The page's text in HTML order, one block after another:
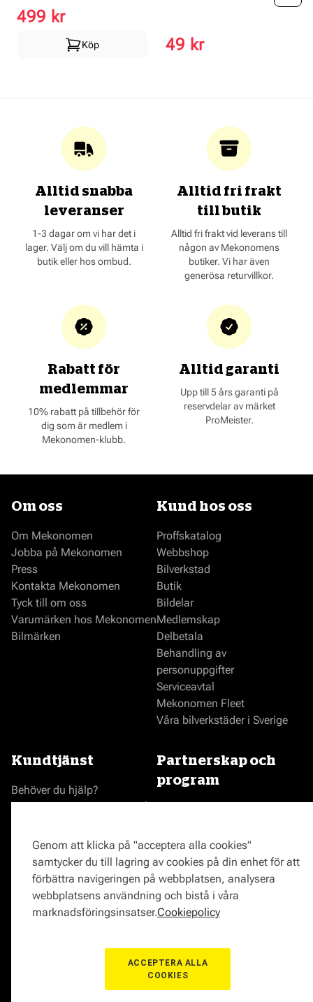
499 kr
Köp 49 kr
Alltid snabba
leveranser
1-3 dagar om vi har det i
lager. Välj om du vill hämta i
butik eller hos ombud.
Alltid fri frakt
till butik
Alltid fri frakt vid leverans till
någon av Mekonomens
butiker. Vi har även
generösa returvillkor.
Rabatt för
medlemmar
10% rabatt på tillbehör för
dig som är medlem i
Mekonomen-klubb.
Alltid garanti
Upp till 5 års garanti på
reservdelar av märket
ProMeister.
Om oss
Om Mekonomen
Jobba på Mekonomen
Press
Kontakta Mekonomen
Tyck till om oss
Varumärken hos Mekonomen
Bilmärken
Kund hos oss
Proffskatalog
Webbshop
Bilverkstad
Butik
Bildelar
Medlemskap
Delbetala
Behandling av
personuppgifter
Serviceavtal
Mekonomen Fleet
Våra bilverkstäder i Sverige
Kundtjänst
Behöver du hjälp?
Frågor om verkstäder?
Partnerskap och
program
Prisgaranti
Vägassistans
ProMeister
Onlinemagasin
0771-72 00 00
Genom att klicka på "acceptera alla cookies"
samtycker du till lagring av cookies på din enhet för att
förbättra navigeringen på webbplatsen, analysera
webbplatsens användning och bistå i våra
marknadsföringsinsatser.Cookiepolicy
ACCEPTERA ALLA
COOKIES